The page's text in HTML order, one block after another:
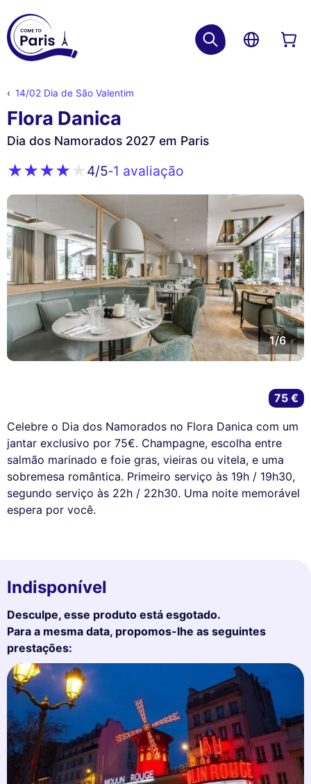
14/02 Dia de São Valentim
Flora Danica
Dia dos Namorados 2027 em Paris
4/5-1 avaliação
1/6
Celebre o Dia dos Namorados no Flora Danica com um
jantar exclusivo por 75€. Champagne, escolha entre
salmão marinado e foie gras, vieiras ou vitela, e uma
sobremesa romântica. Primeiro serviço às 19h / 19h30,
segundo serviço às 22h / 22h30. Uma noite memorável
espera por você.
75 €
Indisponível
Desculpe, esse produto está esgotado.
Para a mesma data, propomos-lhe as seguintes
prestações: